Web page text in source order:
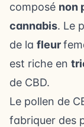
composé non
cannabis. Le
de la fleur
est riche en
de CBD.
Le pollen de
fabriquer des